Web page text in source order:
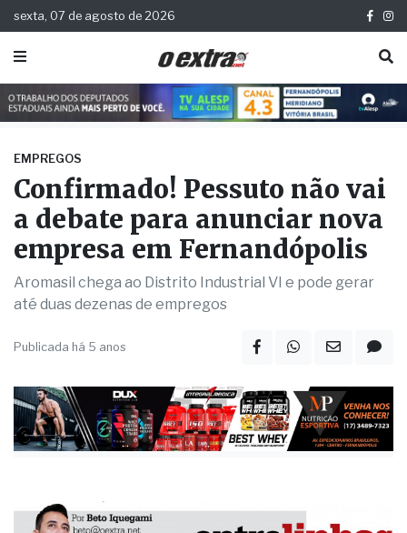
sexta, 07 de agosto de 2026
EMPREGOS
Confirmado! Pessuto não vai
a debate para anunciar nova
empresa em Fernandópolis
Aromasil chega ao Distrito Industrial VI e pode gerar